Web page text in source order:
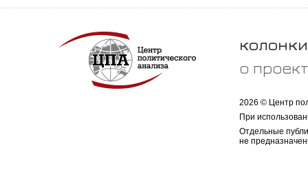
колонки
о
2026 © Центр
При
Отдельные
не